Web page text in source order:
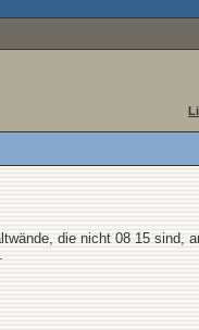
die nicht 08 15 sind,